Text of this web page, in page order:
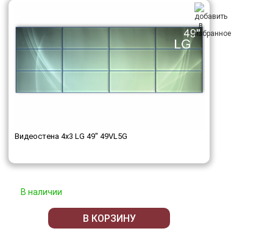
Видеостена 4x3 LG 49" 49VL5G
В наличии
В КОРЗИНУ